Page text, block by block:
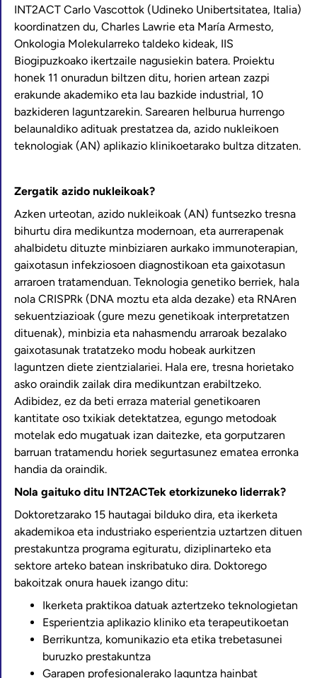
INT2ACT Carlo Vascottok (Udineko Unibertsitatea, Italia)
koordinatzen du, Charles Lawrie eta María Armesto,
Onkologia Molekularreko taldeko kideak, IIS
Biogipuzkoako ikertzaile nagusiekin batera. Proiektu
honek 11 onuradun biltzen ditu, horien artean zazpi
erakunde akademiko eta lau bazkide industrial, 10
bazkideren laguntzarekin. Sarearen helburua hurrengo
belaunaldiko adituak prestatzea da, azido nukleikoen
teknologiak (AN) aplikazio klinikoetarako bultza ditzaten.
Zergatik azido nukleikoak?
Azken urteotan, azido nukleikoak (AN) funtsezko tresna
bihurtu dira medikuntza modernoan, eta aurrerapenak
ahalbidetu dituzte minbiziaren aurkako immunoterapian,
gaixotasun infekziosoen diagnostikoan eta gaixotasun
arraroen tratamenduan. Teknologia genetiko berriek, hala
nola CRISPRk (DNA moztu eta alda dezake) eta RNAren
sekuentziazioak (gure mezu genetikoak interpretatzen
dituenak), minbizia eta nahasmendu arraroak bezalako
gaixotasunak tratatzeko modu hobeak aurkitzen
laguntzen diete zientzialariei. Hala ere, tresna horietako
asko oraindik zailak dira medikuntzan erabiltzeko.
Adibidez, ez da beti erraza material genetikoaren
kantitate oso txikiak detektatzea, egungo metodoak
motelak edo mugatuak izan daitezke, eta gorputzaren
barruan tratamendu horiek segurtasunez ematea erronka
handia da oraindik.
Nola gaituko ditu INT2ACTek etorkizuneko liderrak?
Doktoretzarako 15 hautagai bilduko dira, eta ikerketa
akademikoa eta industriako esperientzia uztartzen dituen
prestakuntza programa egituratu, diziplinarteko eta
sektore arteko batean inskribatuko dira. Doktorego
bakoitzak onura hauek izango ditu:
Ikerketa praktikoa datuak aztertzeko teknologietan
Esperientzia aplikazio kliniko eta terapeutikoetan
Berrikuntza, komunikazio eta etika trebetasunei
buruzko prestakuntza
Garapen profesionalerako laguntza hainbat